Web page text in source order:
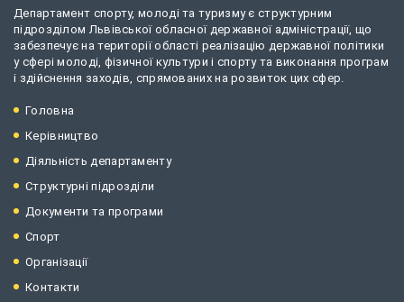
Департамент спорту, молоді та туризму є структурним
підрозділом Львівської обласної державної адміністрації, що
забезпечує на території області реалізацію державної політики
у сфері молоді, фізичної культури і спорту та виконання програм
і здійснення заходів, спрямованих на розвиток цих сфер.
Головна
Керівництво
Діяльність департаменту
Структурні підрозділи
Документи та програми
Спорт
Організації
Контакти